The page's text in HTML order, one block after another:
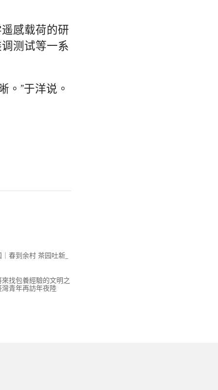
感载荷的研
测试等一系
。”于洋说。
春到余村 茶园吐新_
找包養經驗的文明之
青年再訪年夜陸